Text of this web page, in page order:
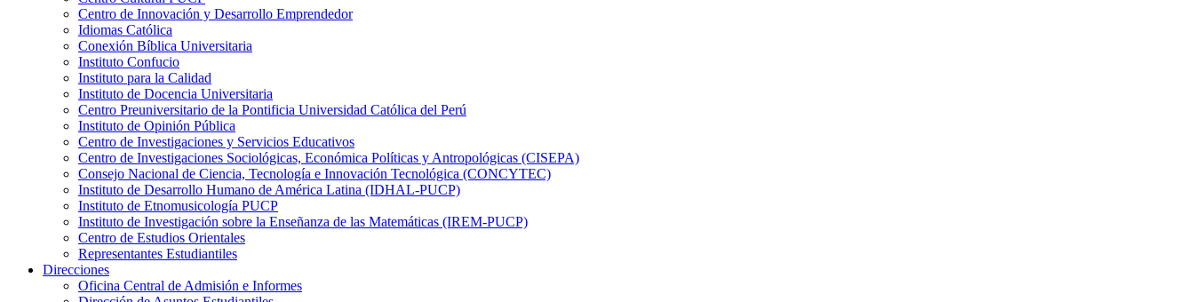
Centro de Innovación y Desarrollo Emprendedor
Idiomas Católica
Conexión Bíblica Universitaria
Instituto Confucio
Instituto para la Calidad
Instituto de Docencia Universitaria
Centro Preuniversitario de la Pontificia Universidad Católica del Perú
Instituto de Opinión Pública
Centro de Investigaciones y Servicios Educativos
Centro de Investigaciones Sociológicas, Económica Políticas y Antropológicas (CISEPA)
Consejo Nacional de Ciencia, Tecnología e Innovación Tecnológica (CONCYTEC)
Instituto de Desarrollo Humano de América Latina (IDHAL-PUCP)
Instituto de Etnomusicología PUCP
Instituto de Investigación sobre la Enseñanza de las Matemáticas (IREM-PUCP)
Centro de Estudios Orientales
Representantes Estudiantiles
Direcciones
Oficina Central de Admisión e Informes